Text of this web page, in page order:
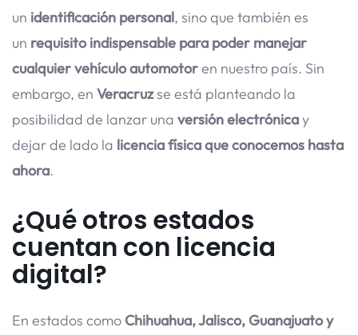
un identificación personal, sino que también es
un requisito indispensable para poder manejar
cualquier vehículo automotoren nuestro país. Sin
embargo, en Veracruzse está planteando la
posibilidad de lanzar una versión electrónicay
dejar de lado la licencia física que conocemos hasta
ahora.
¿Qué otros estados
cuentan con licencia
digital?
En estados como Chihuahua, Jalisco, Guanajuato y